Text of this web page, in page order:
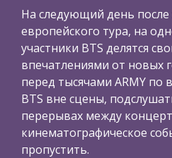
На следующий день
европейского тура, на
участники BTS делятся
впечатлениями от новых
перед тысячами ARMY по
BTS вне сцены,
перерывах между
кинематографическое
пропустить.